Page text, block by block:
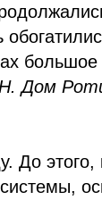
большое
Дом
До этого,